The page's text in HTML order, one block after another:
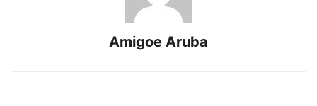
Amigoe Aruba